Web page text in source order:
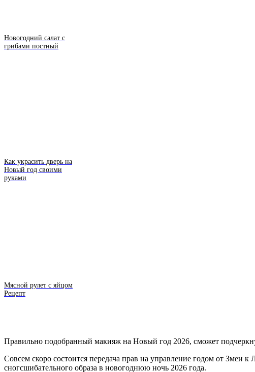
Новогодний салат с
грибами постный
Как украсить дверь на
Новый год своими
руками
Мясной рулет с яйцом
Рецепт
Правильно подобранный макияж на Новый год 2026, сможет
Совсем скоро состоится передача прав на управление годом от
сногсшибательного образа в новогоднюю ночь 2026 года.